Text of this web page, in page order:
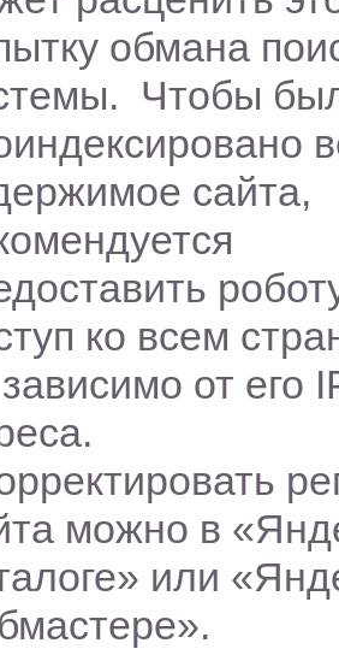
обмана
Чтобы
сайта,
ко всем
от его
можно в
или